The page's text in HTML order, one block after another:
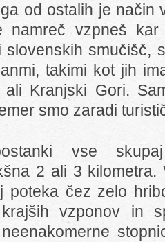
od ostalih je način
namreč vzpneš
slovenskih smučišč,
takimi kot jih
ali Kranjski Gori.
smo zaradi
vse skupaj
2 ali 3
poteka čez zelo
vzponov in